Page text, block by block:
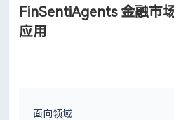
FinSentiAgents 金融市
应用
面向领域